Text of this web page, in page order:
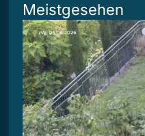
Meistgesehen